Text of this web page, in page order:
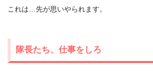
これは…先が思いやられます。
隊長たち、仕事をしろ